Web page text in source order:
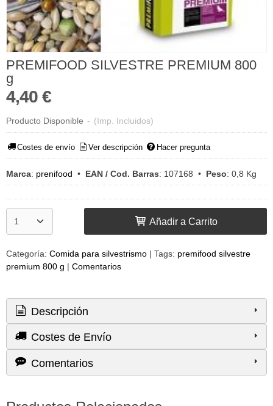
PREMIFOOD SILVESTRE PREMIUM 800
g
4,40 €
Producto Disponible - (Imp. Incluidos)
Costes de envío Ver descripción Hacer pregunta
Marca: prenifood • EAN / Cod. Barras: 107168 • Peso: 0,8 Kg
Añadir a Carrito
Categoría: Comida para silvestrismo | Tags: premifood silvestre
premium 800 g | Comentarios
Descripción
Costes de Envío
Comentarios